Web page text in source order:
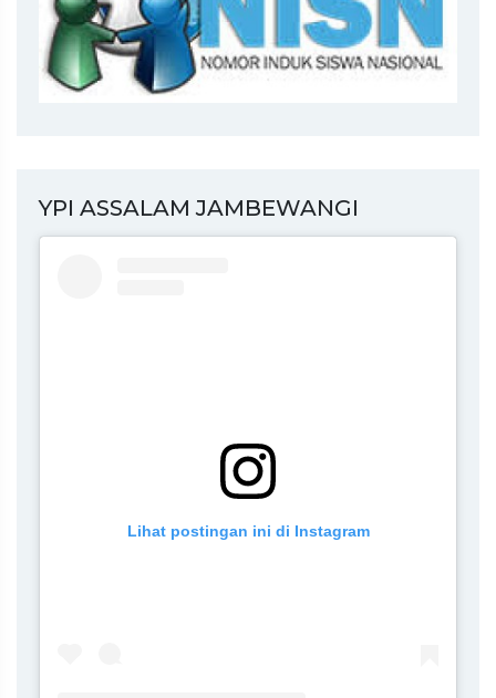
YPI ASSALAM JAMBEWANGI
Lihat postingan ini di Instagram